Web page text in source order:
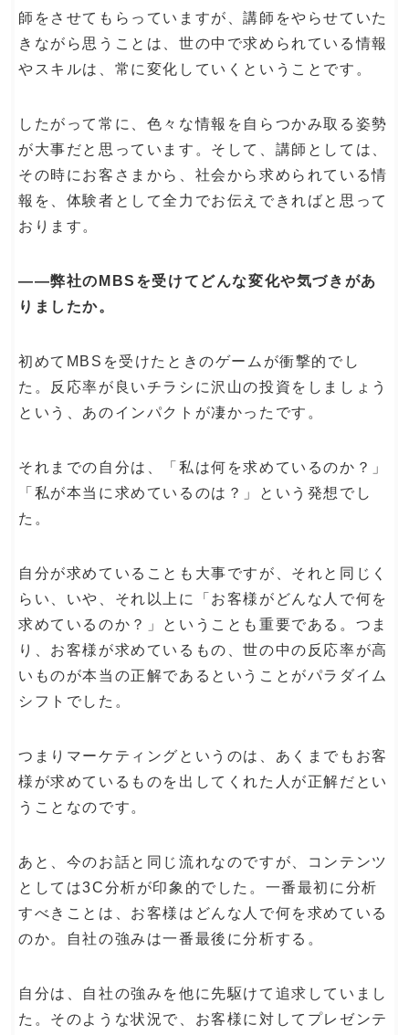
師をさせてもらっていますが、講師をやらせていた
きながら思うことは、世の中で求められている情報
やスキルは、常に変化していくということです。
したがって常に、色々な情報を自らつかみ取る姿勢
が大事だと思っています。そして、講師としては、
その時にお客さまから、社会から求められている情
報を、体験者として全力でお伝えできればと思って
おります。
――弊社のMBSを受けてどんな変化や気づきがあ
りましたか。
初めてMBSを受けたときのゲームが衝撃的でし
た。反応率が良いチラシに沢山の投資をしましょう
という、あのインパクトが凄かったです。
それまでの自分は、「私は何を求めているのか？」
「私が本当に求めているのは？」という発想でし
た。
自分が求めていることも大事ですが、それと同じく
らい、いや、それ以上に「お客様がどんな人で何を
求めているのか？」ということも重要である。つま
り、お客様が求めているもの、世の中の反応率が高
いものが本当の正解であるということがパラダイム
シフトでした。
つまりマーケティングというのは、あくまでもお客
様が求めているものを出してくれた人が正解だとい
うことなのです。
あと、今のお話と同じ流れなのですが、コンテンツ
としては3C分析が印象的でした。一番最初に分析
すべきことは、お客様はどんな人で何を求めている
のか。自社の強みは一番最後に分析する。
自分は、自社の強みを他に先駆けて追求していまし
た。そのような状況で、お客様に対してプレゼンテ